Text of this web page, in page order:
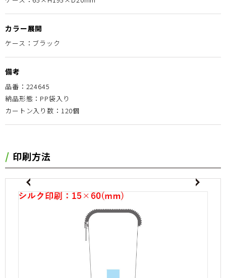
カラー展開
ケース：ブラック
備考
品番：224645
納品形態：PP袋入り
カートン入り数：120個
印刷方法
Next